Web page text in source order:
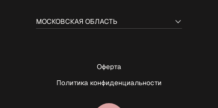
МОСКОВСКАЯ ОБЛАСТЬ
Оферта
Политика конфиденциальности